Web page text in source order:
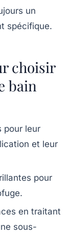
un
spécifique.
choisir
bain
pour leur
et leur
pour
en traitant
sous-